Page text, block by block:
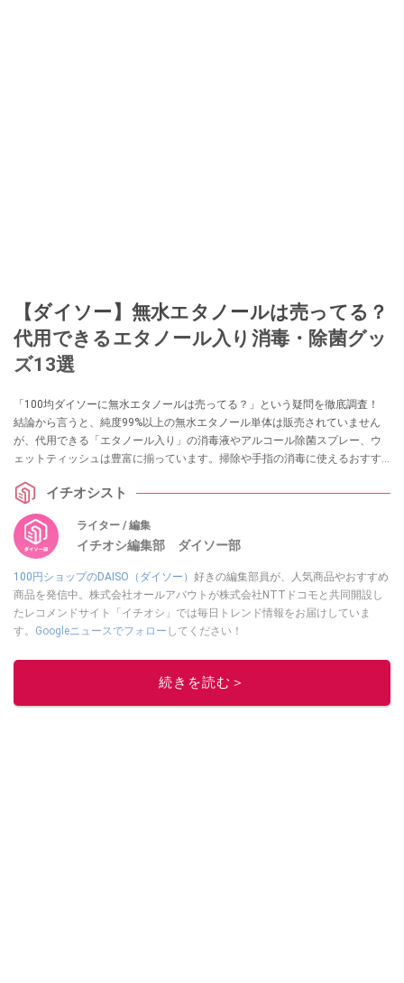
【ダイソー】無水エタノールは売ってる？
代用できるエタノール入り消毒・除菌グッ
ズ13選
「100均ダイソーに無水エタノールは売ってる？」という疑問を徹底調査！
結論から言うと、純度99%以上の無水エタノール単体は販売されていません
が、代用できる「エタノール入り」の消毒液やアルコール除菌スプレー、ウ
ェットティッシュは豊富に揃っています。掃除や手指の消毒に使えるおすす
イチオシスト
ライター / 編集
イチオシ編集部 ダイソー部
100円ショップのDAISO（ダイソー） 好きの編集部員が、人気商品やおすすめ
商品を発信中。株式会社オールアバウトが株式会社NTTドコモと共同開設し
たレコメンドサイト「イチオシ」では毎日トレンド情報をお届けしていま
す。 Googleニュースでフォロー してください！
このイチオシストの他の記事を読む
続きを読む＞